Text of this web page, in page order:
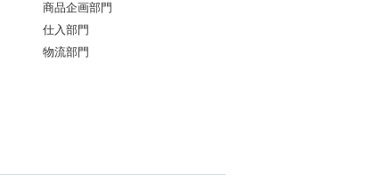
商品企画部門
仕入部門
物流部門